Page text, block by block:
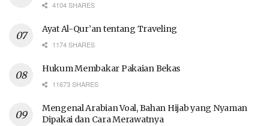
4104 SHARES
Ayat Al-Qur’an tentang Traveling
1174 SHARES
Hukum Membakar Pakaian Bekas
11673 SHARES
Mengenal Arabian Voal, Bahan Hijab yang Nyaman
Dipakai dan Cara Merawatnya